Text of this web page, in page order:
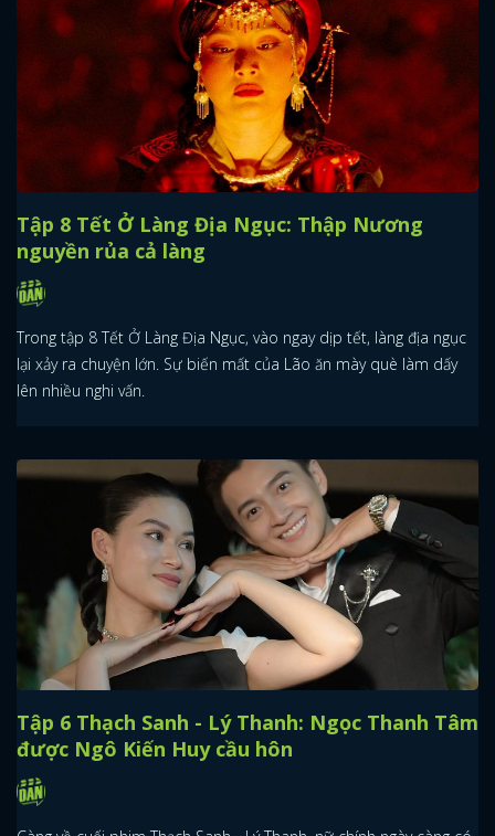
Tập 8 Tết Ở Làng Địa Ngục: Thập Nương
nguyền rủa cả làng
Trong tập 8 Tết Ở Làng Địa Ngục, vào ngay dịp tết, làng địa ngục
lại xảy ra chuyện lớn. Sự biến mất của Lão ăn mày què làm dấy
lên nhiều nghi vấn.
Tập 6 Thạch Sanh - Lý Thanh: Ngọc Thanh Tâm
được Ngô Kiến Huy cầu hôn